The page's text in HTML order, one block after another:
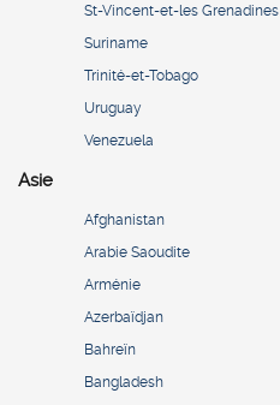
St-Vincent-et-les Grenadines
Suriname
Trinité-et-Tobago
Uruguay
Venezuela
Asie
Afghanistan
Arabie Saoudite
Arménie
Azerbaïdjan
Bahreïn
Bangladesh